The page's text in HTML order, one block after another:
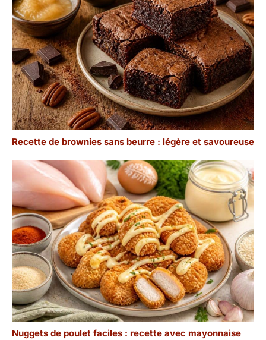
Recette de brownies sans beurre : légère et savoureuse
Nuggets de poulet faciles : recette avec mayonnaise